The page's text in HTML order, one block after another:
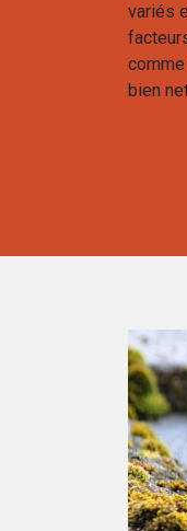
variés
bien